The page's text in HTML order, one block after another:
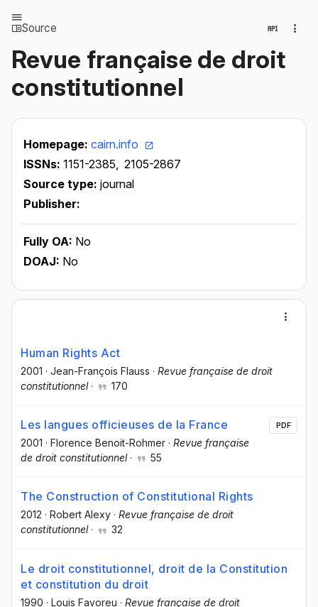
Source
Revue française de droit
constitutionnel
Homepage: cairn.info
ISSNs: 1151-2385, 2105-2867
Source type: journal
Publisher:
Fully OA: No
DOAJ: No
Human Rights Act
2001 · Jean-François Flauss · Revue française de droit
constitutionnel· 170
Les langues officieuses de la France
2001 · Florence Benoit-Rohmer · Revue française
de droit constitutionnel· 55
PDF
The Construction of Constitutional Rights
2012 · Robert Alexy · Revue française de droit
constitutionnel· 32
Le droit constitutionnel, droit de la Constitution
et constitution du droit
1990 · Louis Favoreu · Revue française de droit